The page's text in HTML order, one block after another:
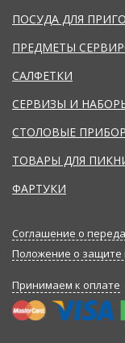
ПОСУДА ДЛЯ
ПРЕДМЕТЫ
САЛФЕТКИ
СЕРВИЗЫ И
СТОЛОВЫЕ
ТОВАРЫ ДЛЯ
ФАРТУКИ
Соглашение о
Положение о защите
Принимаем к оплате